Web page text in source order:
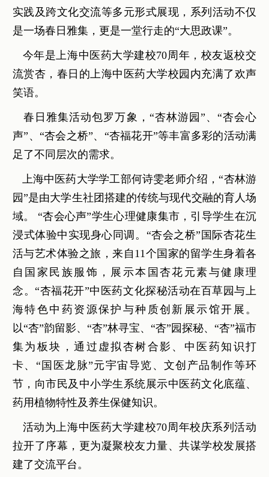
实践及跨文化交流等多元形式展现，系列活动不仅
是一场春日雅集，更是一堂行走的“大思政课”。
今年是上海中医药大学建校70周年，校友返校交
流赏杏，春日的上海中医药大学校园内充满了欢声
笑语。
春日雅集活动包罗万象，“杏林游园”、“杏会心
声”、“杏会之桥”、“杏福花开”等丰富多彩的活动满
足了不同层次的需求。
上海中医药大学学工部何诗雯老师介绍，“杏林游
园”是由大学生社团搭建的传统与现代交融的育人场
域。 “杏会心声”学生心理健康集市，引导学生在沉
浸式体验中实现身心同调。“杏会之桥”国际杏花生
活与艺术体验之旅，来自11个国家的留学生身着各
自国家民族服饰，展示本国杏花元素与健康理
念。“杏福花开”中医药文化探秘活动在百草园与上
海特色中药资源保护与种质创新展示馆开展。
以“杏”韵留影、“杏”林寻宝、“杏”园探秘、“杏”福市
集为板块，通过虚拟杏树合影、中医药知识打
卡、“国医龙脉”元宇宙导览、文创产品制作等环
节，向市民及中小学生系统展示中医药文化底蕴、
药用植物特性及养生保健知识。
活动为上海中医药大学建校70周年校庆系列活动
拉开了序幕，更为凝聚校友力量、共谋学校发展搭
建了交流平台。